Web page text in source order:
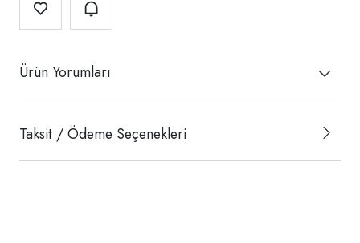
Ürün Yorumları
Taksit / Ödeme Seçenekleri